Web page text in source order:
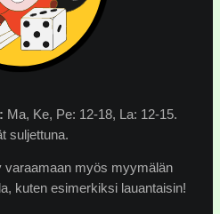
Ma, Ke, Pe: 12-18, La: 12-15.
suljettuna.
varaamaan myös myymälän
kuten esimerkiksi lauantaisin!